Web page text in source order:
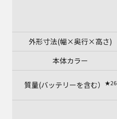
外形寸法(幅×奥行×高さ)
本体カラー
質量(バッテリーを含む） ★26